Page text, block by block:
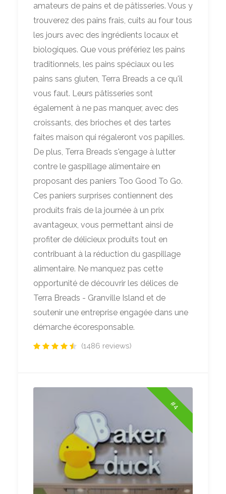
amateurs de pains et de pâtisseries. Vous y
trouverez des pains frais, cuits au four tous
les jours avec des ingrédients locaux et
biologiques. Que vous préfériez les pains
traditionnels, les pains spéciaux ou les
pains sans gluten, Terra Breads a ce qu'il
vous faut. Leurs pâtisseries sont
également à ne pas manquer, avec des
croissants, des brioches et des tartes
faites maison qui régaleront vos papilles.
De plus, Terra Breads s'engage à lutter
contre le gaspillage alimentaire en
proposant des paniers Too Good To Go.
Ces paniers surprises contiennent des
produits frais de la journée à un prix
avantageux, vous permettant ainsi de
profiter de délicieux produits tout en
contribuant à la réduction du gaspillage
alimentaire. Ne manquez pas cette
opportunité de découvrir les délices de
Terra Breads - Granville Island et de
soutenir une entreprise engagée dans une
démarche écoresponsable.
(1486 reviews)
#4